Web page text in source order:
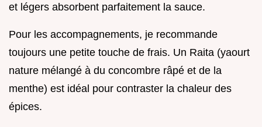
et légers absorbent parfaitement la sauce.
Pour les accompagnements, je recommande
toujours une petite touche de frais. Un Raita (yaourt
nature mélangé à du concombre râpé et de la
menthe) est idéal pour contraster la chaleur des
épices.